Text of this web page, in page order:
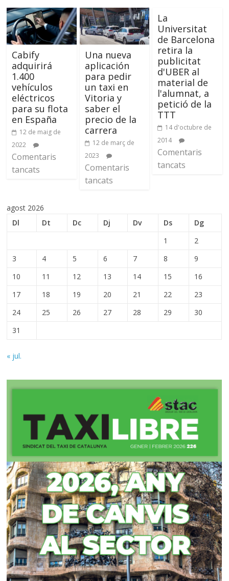
Cabify
adquirirá
1.400
vehículos
eléctricos
para su flota
en España
12 de maig de
2022
Comentaris
tancats
Una nueva
aplicación
para pedir
un taxi en
Vitoria y
saber el
precio de la
carrera
12 de març de
2023
Comentaris
tancats
La
Universitat
de Barcelona
retira la
publicitat
d'UBER al
material de
l'alumnat, a
petició de la
TTT
14 d'octubre de
2014
Comentaris
tancats
agost 2026
Dl
Dt Dc Dj Dv Ds
Dg
1
2
3
4 5 6 7 8
9
10
11 12 13 14 15
16
17
18 19 20 21 22
23
24
25 26 27 28 29
30
31
« jul.